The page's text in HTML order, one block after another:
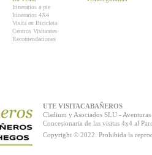
Itinerarios a pie
Itinerarios 4X4
Visita en Bicicleta
Centros Visitantes
Recomendaciones
UTE VISITACABAÑEROS
Cladium y Asociados SLU -
Concesionaria de las visitas 4x4 al
Copyright © 2022. Prohibida la